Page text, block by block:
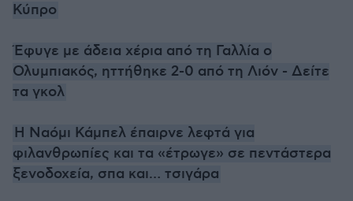
Κύπρο
Έφυγε με άδεια χέρια από τη Γαλλία ο
Ολυμπιακός, ηττήθηκε 2-0 από τη Λιόν - Δείτε
τα γκολ
Η Ναόμι Κάμπελ έπαιρνε λεφτά για
φιλανθρωπίες και τα «έτρωγε» σε πεντάστερα
ξενοδοχεία, σπα και… τσιγάρα